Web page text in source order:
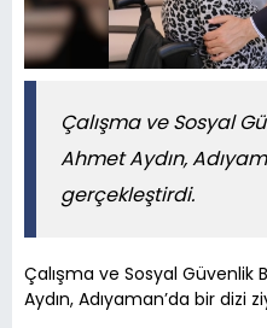
Çalışma ve Sosyal
Ahmet Aydın,
gerçekleştirdi.
Çalışma ve Sosyal Güvenlik
Aydın, Adıyaman’da bir dizi